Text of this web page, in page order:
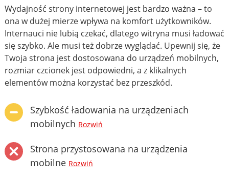
Wydajność strony internetowej jest bardzo ważna – to
ona w dużej mierze wpływa na komfort użytkowników.
Internauci nie lubią czekać, dlatego witryna musi ładować
się szybko. Ale musi też dobrze wyglądać. Upewnij się, że
Twoja strona jest dostosowana do urządzeń mobilnych,
rozmiar czcionek jest odpowiedni, a z klikalnych
elementów można korzystać bez przeszkód.
Szybkość ładowania na urządzeniach
mobilnych Rozwiń
Strona przystosowana na urządzenia
mobilne Rozwiń